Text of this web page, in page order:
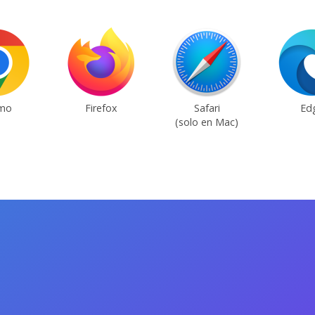
Firefox
Safari
(solo en Mac)